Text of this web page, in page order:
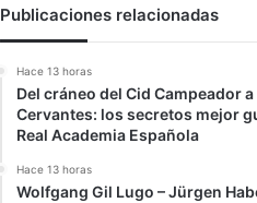
Publicaciones relacionadas
Hace 13 horas
Del cráneo del Cid Campeador
Cervantes: los secretos mejor
Real Academia Española
Hace 13 horas
Wolfgang Gil Lugo – Jürgen